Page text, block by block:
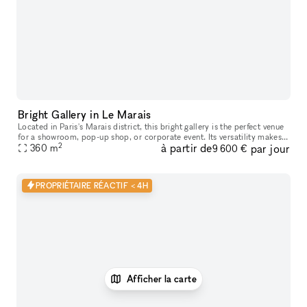
Bright Gallery in Le Marais
Located in Paris's Marais district, this bright gallery is the perfect venue
for a showroom, pop-up shop, or corporate event. Its versatility makes
it an ideal choice for temporary events such as pop
360 m2 à partir de9 600 € par jour
PROPRIÉTAIRE RÉACTIF < 4H
Afficher la carte